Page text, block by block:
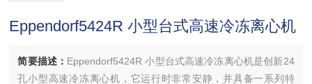
Eppendorf5424R 小型台式高速冷冻离心机
简要描述： Eppendorf5424R 小型台式高速冷冻离心机是创新24
孔小型高速冷冻离心机，它运行时非常安静，并具备一系列特